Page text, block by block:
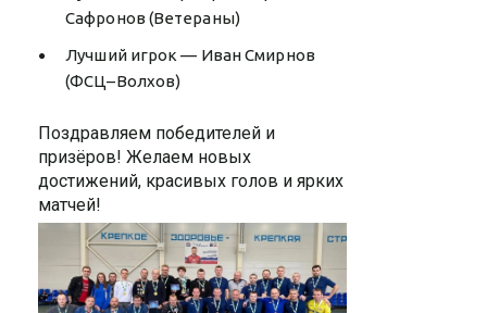
Сафронов (Ветераны)
Лучший игрок — Иван Смирнов
(ФСЦ–Волхов)
Поздравляем победителей и
призёров! Желаем новых
достижений, красивых голов и ярких
матчей!